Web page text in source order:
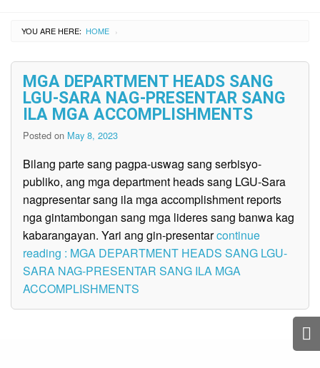
YOU ARE HERE: HOME ›
MGA DEPARTMENT HEADS SANG
LGU-SARA NAG-PRESENTAR SANG
ILA MGA ACCOMPLISHMENTS
Posted on May 8, 2023
Bilang parte sang pagpa-uswag sang serbisyo-
publiko, ang mga department heads sang LGU-Sara
nagpresentar sang ila mga accomplishment reports
nga gintambongan sang mga lideres sang banwa kag
kabarangayan. Yari ang gin-presentarcontinue
reading : MGA DEPARTMENT HEADS SANG LGU-
SARA NAG-PRESENTAR SANG ILA MGA
ACCOMPLISHMENTS